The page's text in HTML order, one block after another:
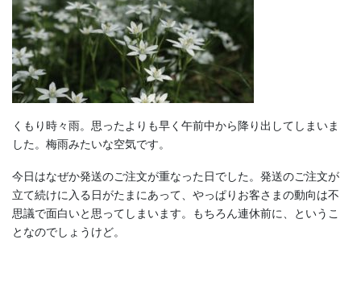
くもり時々雨。思ったよりも早く午前中から降り出してしまいま
した。梅雨みたいな空気です。
今日はなぜか発送のご注文が重なった日でした。発送のご注文が
立て続けに入る日がたまにあって、やっぱりお客さまの動向は不
思議で面白いと思ってしまいます。もちろん連休前に、というこ
となのでしょうけど。